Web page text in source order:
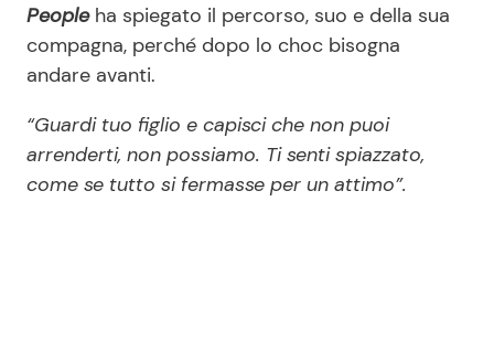
Peopleha spiegato il percorso, suo e della sua
compagna, perché dopo lo choc bisogna
andare avanti.
“Guardi tuo figlio e capisci che non puoi
arrenderti, non possiamo. Ti senti spiazzato,
come se tutto si fermasse per un attimo”.